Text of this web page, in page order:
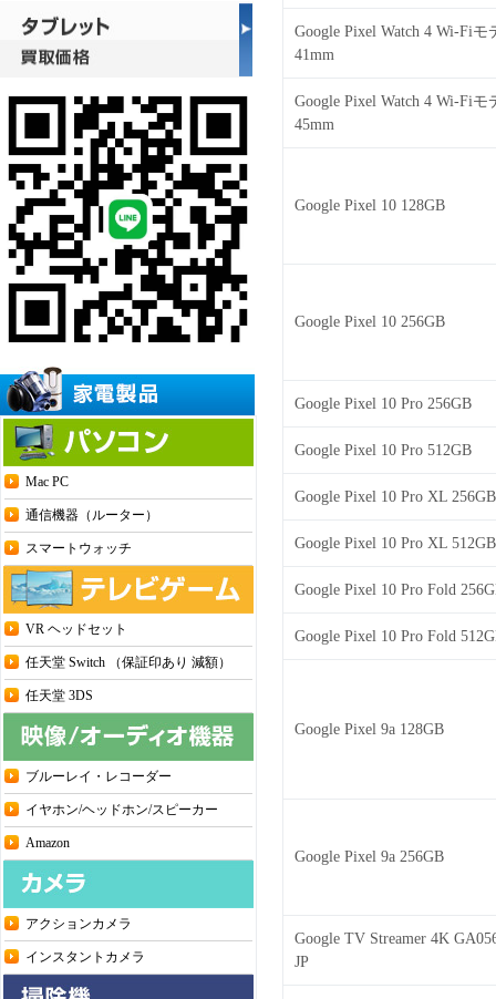
Mac PC
通信機器（ルーター）
スマートウォッチ
VR ヘッドセット
任天堂 Switch （保証印あり 減額）
任天堂 3DS
ブルーレイ・レコーダー
イヤホン/ヘッドホン/スピーカー
Amazon
アクションカメラ
インスタントカメラ
Google Pixel Watch 4 Wi-Fiモ
41mm
Google Pixel Watch 4 Wi-Fiモ
45mm
Google Pixel 10 128GB
Google Pixel 10 256GB
Google Pixel 10 Pro 256GB
Google Pixel 10 Pro 512GB
Google Pixel 10 Pro XL 256GB
Google Pixel 10 Pro XL 512GB
Google Pixel 10 Pro Fold
Google Pixel 10 Pro Fold
Google Pixel 9a 128GB
Google Pixel 9a 256GB
Google TV Streamer 4K
JP